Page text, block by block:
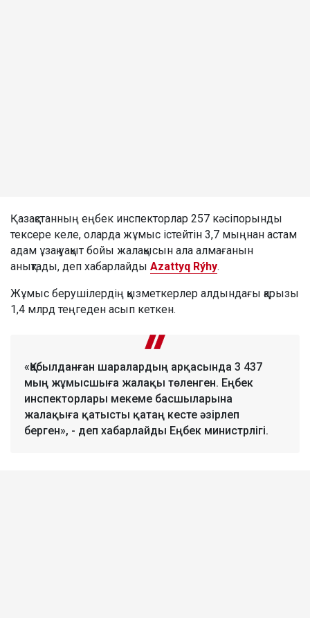
Қазақстанның еңбек инспекторлар 257 кәсіпорынды
тексере келе, оларда жұмыс істейтін 3,7 мыңнан астам
адам ұзақ уақыт бойы жалақысын ала алмағанын
анықтады, деп хабарлайды Azattyq Rýhy.
Жұмыс берушілердің қызметкерлер алдындағы қарызы
1,4 млрд теңгеден асып кеткен.
«Қабылданған шаралардың арқасында 3 437
мың жұмысшыға жалақы төленген. Еңбек
инспекторлары мекеме басшыларына
жалақыға қатысты қатаң кесте әзірлеп
берген», - деп хабарлайды Еңбек министрлігі.